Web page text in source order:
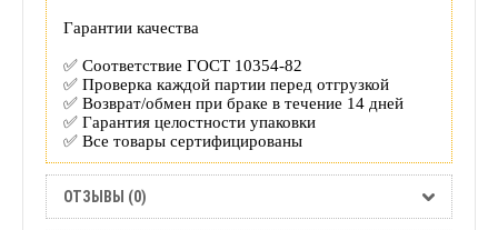
Гарантии качества
✅ Соответствие ГОСТ 10354-82
✅ Проверка каждой партии перед отгрузкой
✅ Возврат/обмен при браке в течение 14 дней
✅ Гарантия целостности упаковки
✅ Все товары сертифицированы
ОТЗЫВЫ (0)